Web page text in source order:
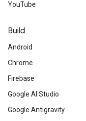
YouTube
Build
Android
Chrome
Firebase
Google AI Studio
Google Antigravity